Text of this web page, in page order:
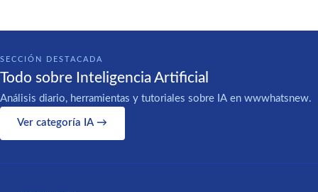
SECCIÓN DESTACADA
Todo sobre Inteligencia Artificial
Análisis diario, herramientas y tutoriales sobre IA en wwwhatsnew.
Ver categoría IA →